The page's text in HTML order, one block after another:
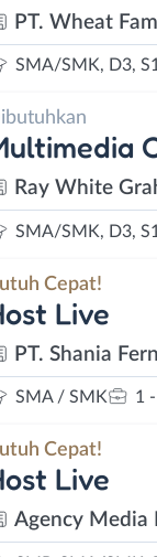
PT. Wheat
SMA/SMK, D3, S1
Ray White
SMA/SMK, D3, S1
Cepat!
Live
PT. Shania
SMA / SMK 1
Cepat!
Live
Agency Media